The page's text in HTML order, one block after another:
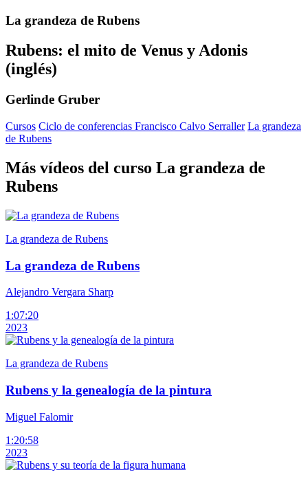
La grandeza de Rubens
Rubens: el mito de Venus y Adonis
(inglés)
Gerlinde Gruber
Cursos Ciclo de conferencias Francisco Calvo Serraller La grandeza
de Rubens
Más vídeos del curso La grandeza de
Rubens
La grandeza de Rubens
La grandeza de Rubens
Alejandro Vergara Sharp
1:07:20
2023
La grandeza de Rubens
Rubens y la genealogía de la pintura
Miguel Falomir
1:20:58
2023